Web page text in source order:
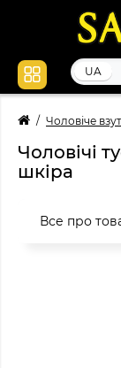
UA
Чоловіче
Чоловічі
шкіра
Все про